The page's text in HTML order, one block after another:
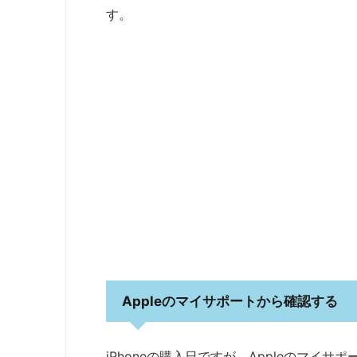
す。
Appleのマイサポートから確認する